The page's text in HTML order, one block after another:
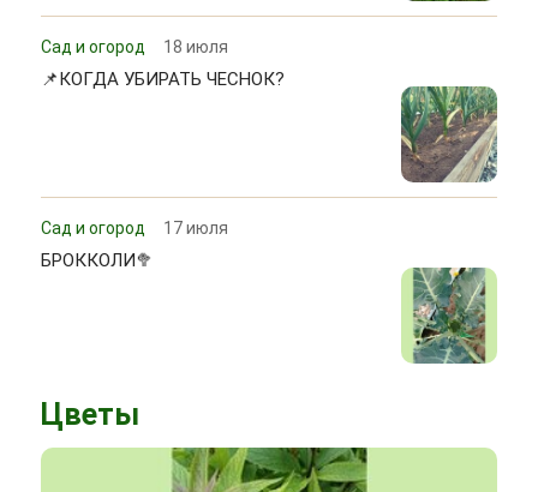
Сад и огород 18 июля
📌КОГДА УБИРАТЬ ЧЕСНОК?
Сад и огород 17 июля
БРОККОЛИ🥦
Цветы